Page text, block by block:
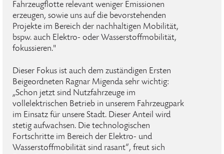
Fahrzeugflotte relevant weniger Emissionen
erzeugen, sowie uns auf die bevorstehenden
Projekte im Bereich der nachhaltigen Mobilität,
bspw. auch Elektro- oder Wasserstoffmobilität,
fokussieren."
Dieser Fokus ist auch dem zuständigen Ersten
Beigeordneten Ragnar Migenda sehr wichtig:
„Schon jetzt sind Nutzfahrzeuge im
vollelektrischen Betrieb in unserem Fahrzeugpark
im Einsatz für unsere Stadt. Dieser Anteil wird
stetig aufwachsen. Die technologischen
Fortschritte im Bereich der Elektro- und
Wasserstoffmobilität sind rasant“, freut sich